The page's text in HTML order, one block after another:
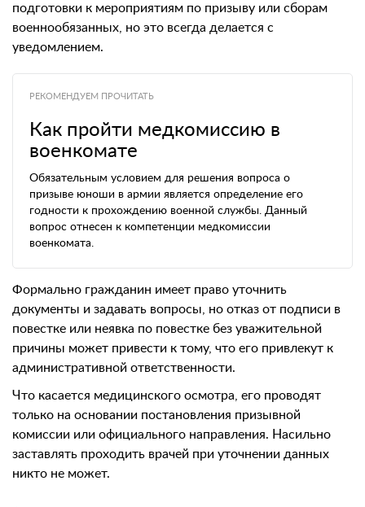
подготовки к мероприятиям по призыву или сборам
военнообязанных, но это всегда делается с
уведомлением.
РЕКОМЕНДУЕМ ПРОЧИТАТЬ
Как пройти медкомиссию в
военкомате
Обязательным условием для решения вопроса о
призыве юноши в армии является определение его
годности к прохождению военной службы. Данный
вопрос отнесен к компетенции медкомиссии
военкомата.
Формально гражданин имеет право уточнить
документы и задавать вопросы, но отказ от подписи в
повестке или неявка по повестке без уважительной
причины может привести к тому, что его привлекут к
административной ответственности.
Что касается медицинского осмотра, его проводят
только на основании постановления призывной
комиссии или официального направления. Насильно
заставлять проходить врачей при уточнении данных
никто не может.